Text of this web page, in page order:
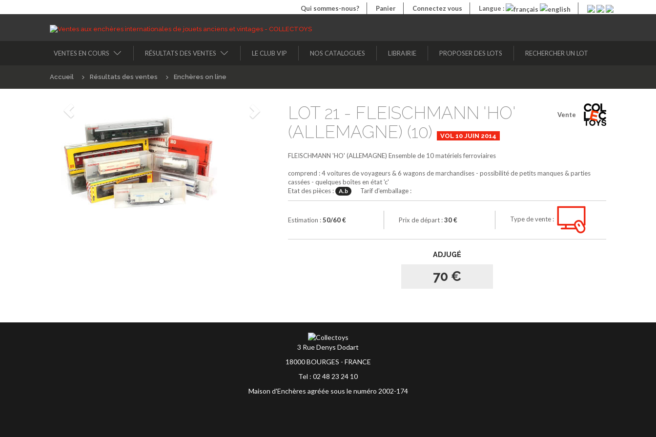
Qui sommes-nous? Panier Connectez vous Langue :
VENTES EN COURS RÉSULTATS DES VENTES LE CLUB VIP NOS CATALOGUES LIBRAIRIE PROPOSER DES LOTS RECHERCHER UN LOT
Accueil Résultats des ventes Enchères on line
Suivant Vente
LOT 21 - FLEISCHMANN 'HO'
(ALLEMAGNE) (10)
VOL 10 JUIN 2014
FLEISCHMANN 'HO' (ALLEMAGNE) Ensemble de 10 matériels ferroviaires
comprend : 4 voitures de voyageurs & 6 wagons de marchandises - possibilité de petits manques & parties
cassées - quelques boîtes en état 'c'
Etat des pièces :
A.b Tarif d'emballage :
Estimation :50/60 € Prix de départ :30 € Type de vente :
ADJUGÉ
70 €
3 Rue Denys Dodart
18000 BOURGES - FRANCE
Tel : 02 48 23 24 10
Maison d'Enchères agréée sous le numéro 2002-174